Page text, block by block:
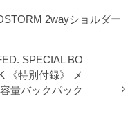
2wayショルダー
SPECIAL BO
《特別付録》 メ
量バックパック